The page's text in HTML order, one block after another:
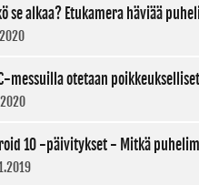
se alkaa? Etukamera häviää
messuilla otetaan
10 -päivitykset - Mitkä